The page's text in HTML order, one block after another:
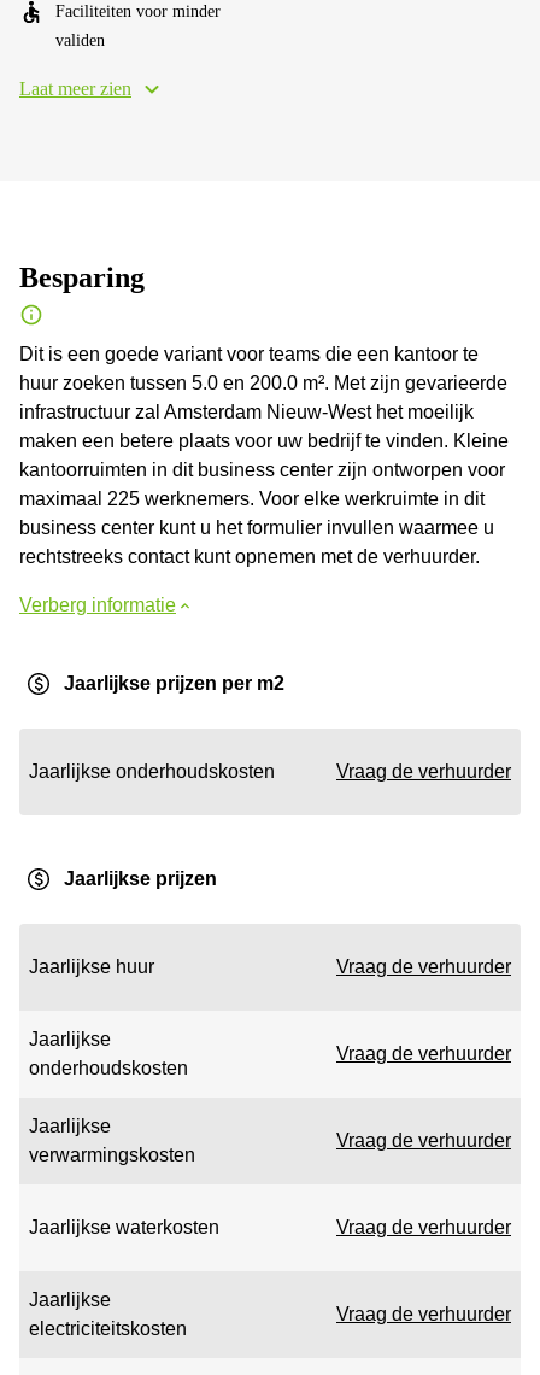
Faciliteiten voor minder
validen
Laat meer zien
Besparing
Dit is een goede variant voor teams die een kantoor te
huur zoeken tussen 5.0 en 200.0 m². Met zijn gevarieerde
infrastructuur zal Amsterdam Nieuw-West het moeilijk
maken een betere plaats voor uw bedrijf te vinden. Kleine
kantoorruimten in dit business center zijn ontworpen voor
maximaal 225 werknemers. Voor elke werkruimte in dit
business center kunt u het formulier invullen waarmee u
rechtstreeks contact kunt opnemen met de verhuurder.
Verberg informatie
Jaarlijkse prijzen per m2
Jaarlijkse onderhoudskosten Vraag de verhuurder
Jaarlijkse prijzen
Jaarlijkse huur Vraag de verhuurder
Jaarlijkse
onderhoudskosten
Vraag de verhuurder
Jaarlijkse
verwarmingskosten
Vraag de verhuurder
Jaarlijkse waterkosten Vraag de verhuurder
Jaarlijkse
electriciteitskosten
Vraag de verhuurder